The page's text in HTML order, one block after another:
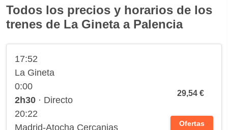
Todos los precios y horarios de los
trenes de La Gineta a Palencia
17:52
La Gineta
0:00
2h30 · Directo
20:22
Madrid-Atocha Cercanias
29,54 €
Ofertas